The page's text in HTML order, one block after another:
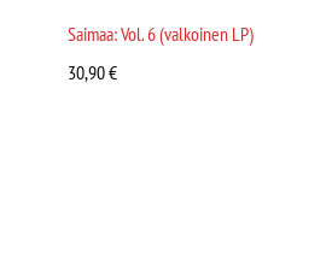
Saimaa: Vol. 6 (valkoinen LP)
30,90€